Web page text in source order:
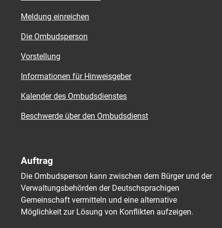
Meldung einreichen
Die Ombudsperson
Vorstellung
Informationen für Hinweisgeber
Kalender des Ombudsdienstes
Beschwerde über den Ombudsdienst
Auftrag
Die Ombudsperson kann zwischen dem Bürger und der
Verwaltungsbehörden der Deutschsprachigen
Gemeinschaft vermitteln und eine alternative
Möglichkeit zur Lösung von Konflikten aufzeigen.